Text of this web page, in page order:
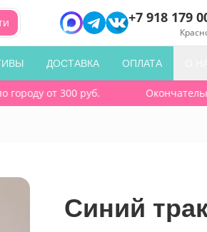
+7 918 179
ДОСТАВКА ОПЛАТА
от 300 руб.
Синий